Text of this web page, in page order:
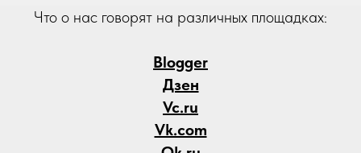
Что о нас говорят на различных площадках:
Blogger
Дзен
Vc.ru
Vk.com